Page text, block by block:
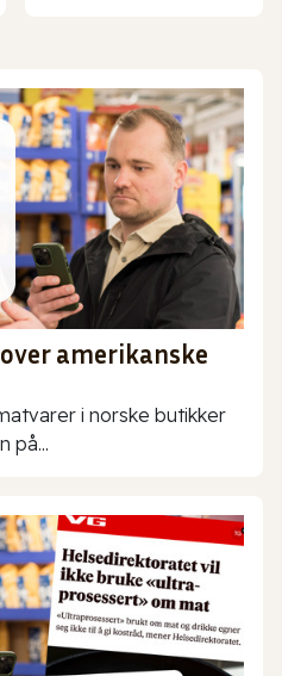
amerikanske
i norske butikker
på...